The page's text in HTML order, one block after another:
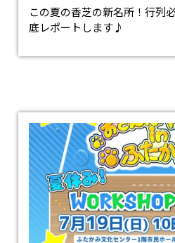
この夏の香芝の新名所！行列
底レポートします♪